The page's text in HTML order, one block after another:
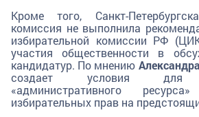
Кроме того, Санкт-
комиссия не выполнила
избирательной комиссии РФ
участия общественности в
кандидатур. По мнению
создает условия для
«административного
избирательных прав на